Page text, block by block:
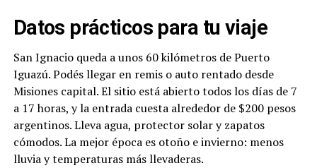
Datos prácticos para tu viaje
San Ignacio queda a unos 60 kilómetros de Puerto
Iguazú. Podés llegar en remis o auto rentado desde
Misiones capital. El sitio está abierto todos los días de 7
a 17 horas, y la entrada cuesta alrededor de $200 pesos
argentinos. Lleva agua, protector solar y zapatos
cómodos. La mejor época es otoño e invierno: menos
lluvia y temperaturas más llevaderas.